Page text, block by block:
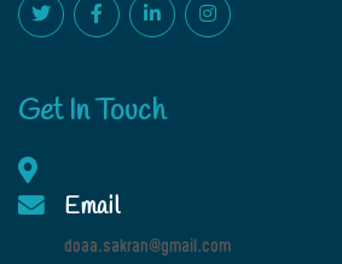
Get In Touch
Email
doaa.sakran@gmail.com